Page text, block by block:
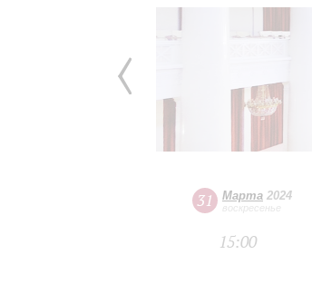
31 Марта 2024
воскресенье
15:00